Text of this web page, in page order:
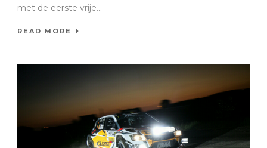
met de eerste vrije...
READ MORE